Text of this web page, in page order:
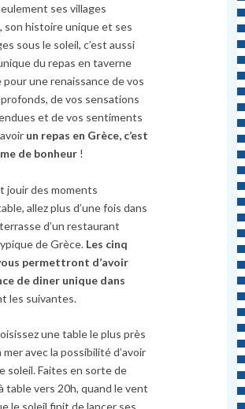
ses villages
histoire unique et ses
sous le soleil, c’est aussi
du repas en taverne
une renaissance de vos
de vos sensations
et de vos sentiments
un repas en Grèce, c’est
de bonheur !
jouir des moments
allez plus d’une fois dans
d’un restaurant
de Grèce. Les cinq
permettront d’avoir
de diner unique dans
les suivantes.
une table le plus près
avec la possibilité d’avoir
soleil. Faites en sorte de
table vers 20h, quand le vent